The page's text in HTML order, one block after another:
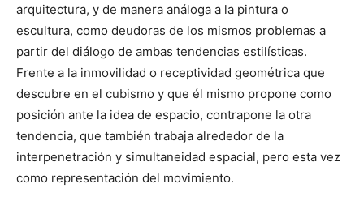
arquitectura, y de manera análoga a la pintura o
escultura, como deudoras de los mismos problemas a
partir del diálogo de ambas tendencias estilísticas.
Frente a la inmovilidad o receptividad geométrica que
descubre en el cubismo y que él mismo propone como
posición ante la idea de espacio, contrapone la otra
tendencia, que también trabaja alrededor de la
interpenetración y simultaneidad espacial, pero esta vez
como representación del movimiento.